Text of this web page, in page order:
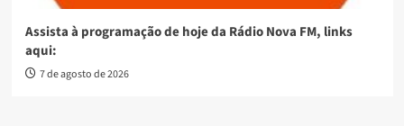
Assista à programação de hoje da Rádio Nova FM, links
aqui:
7 de agosto de 2026